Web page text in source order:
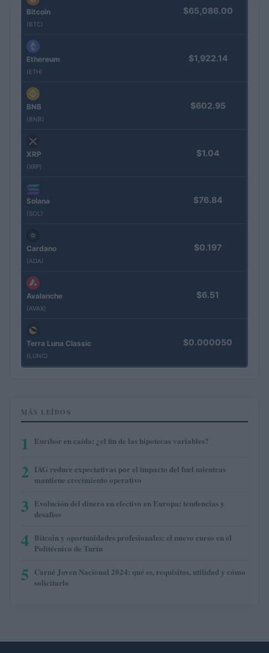
Bitcoin
(BTC)
$65,086.00
Ethereum
(ETH)
$1,922.14
BNB
(BNB)
$602.95
XRP
(XRP)
$1.04
Solana
(SOL)
$76.84
Cardano
(ADA)
$0.197
Avalanche
(AVAX)
$6.51
Terra Luna Classic
(LUNC)
$0.000050
MÁS LEÍDOS
1 Euríbor en caída: ¿el fin de las hipotecas variables?
2 IAG reduce expectativas por el impacto del fuel mientras
mantiene crecimiento operativo
3 Evolución del dinero en efectivo en Europa: tendencias y
desafíos
4 Bitcoin y oportunidades profesionales: el nuevo curso en el
Politécnico de Turín
5 Carné Joven Nacional 2024: qué es, requisitos, utilidad y cómo
solicitarlo